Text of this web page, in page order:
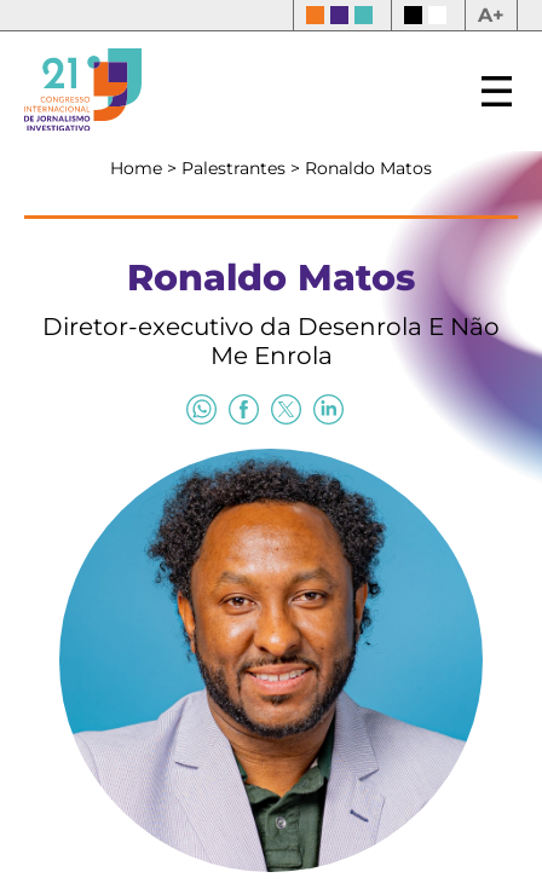
A+
Home > Palestrantes > Ronaldo Matos
Ronaldo Matos
Diretor-executivo da Desenrola E Não
Me Enrola